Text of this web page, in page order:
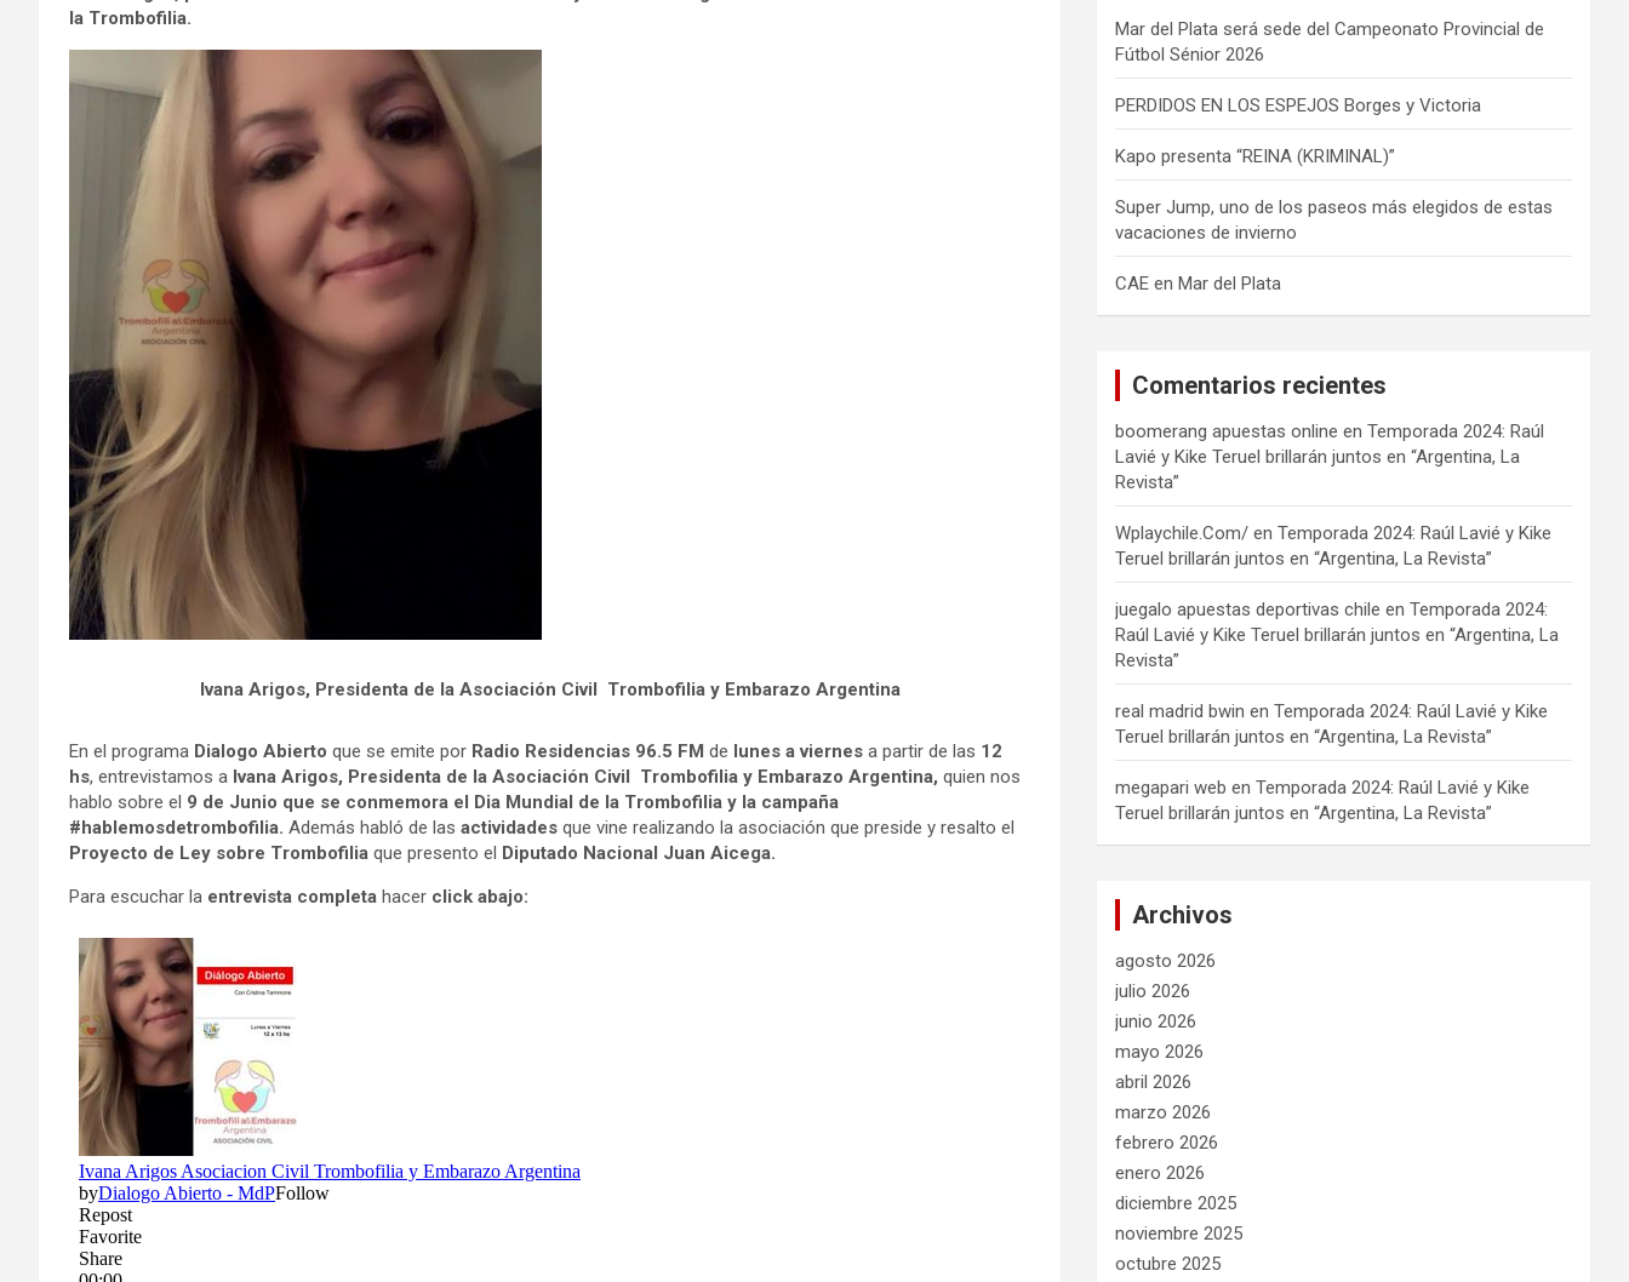
la Trombofilia.
Ivana Arigos, Presidenta de la Asociación Civil Trombofilia y Embarazo Argentina
En el programa Dialogo Abierto que se emite por Radio Residencias 96.5 FM de lunes a viernes a partir de las 12
hs, entrevistamos a Ivana Arigos, Presidenta de la Asociación Civil Trombofilia y Embarazo Argentina, quien nos
hablo sobre el 9 de Junio que se conmemora el Dia Mundial de la Trombofilia y la campaña
#hablemosdetrombofilia. Además habló de las actividades que vine realizando la asociación que preside y resalto el
Proyecto de Ley sobre Trombofilia que presento el Diputado Nacional Juan Aicega.
Para escuchar la entrevista completa hacer click abajo:
Mar del Plata será sede del Campeonato Provincial de
Fútbol Sénior 2026
PERDIDOS EN LOS ESPEJOS Borges y Victoria
Kapo presenta “REINA (KRIMINAL)”
Super Jump, uno de los paseos más elegidos de estas
vacaciones de invierno
CAE en Mar del Plata
Comentarios recientes
boomerang apuestas online enTemporada 2024: Raúl
Lavié y Kike Teruel brillarán juntos en “Argentina, La
Revista”
Wplaychile.Com/ enTemporada 2024: Raúl Lavié y Kike
Teruel brillarán juntos en “Argentina, La Revista”
juegalo apuestas deportivas chile enTemporada 2024:
Raúl Lavié y Kike Teruel brillarán juntos en “Argentina, La
Revista”
real madrid bwin enTemporada 2024: Raúl Lavié y Kike
Teruel brillarán juntos en “Argentina, La Revista”
megapari web enTemporada 2024: Raúl Lavié y Kike
Teruel brillarán juntos en “Argentina, La Revista”
Archivos
agosto 2026
julio 2026
junio 2026
mayo 2026
abril 2026
marzo 2026
febrero 2026
enero 2026
diciembre 2025
noviembre 2025
octubre 2025